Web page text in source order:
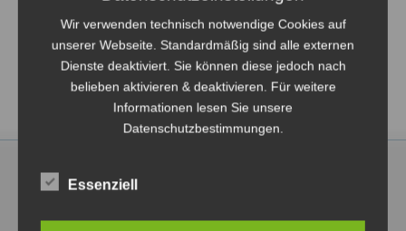
Wir verwenden technisch notwendige Cookies auf
unserer Webseite. Standardmäßig sind alle externen
Dienste deaktiviert. Sie können diese jedoch nach
belieben aktivieren & deaktivieren. Für weitere
Informationen lesen Sie unsere
Datenschutzbestimmungen.
Essenziell